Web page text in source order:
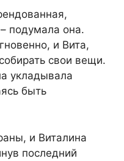
подумала она.
и Вита,
свои вещи.
укладывала
быть
и Виталина
последний